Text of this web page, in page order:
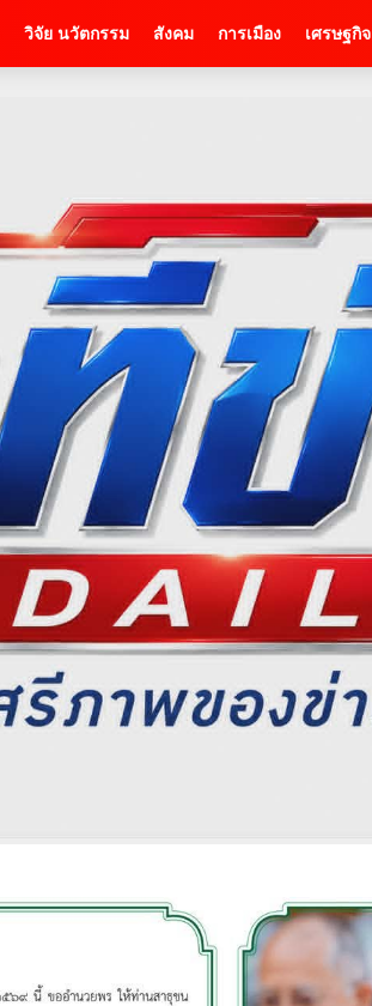
วิจัย นวัตกรรม สังคม การเมือง เศรษฐกิจ